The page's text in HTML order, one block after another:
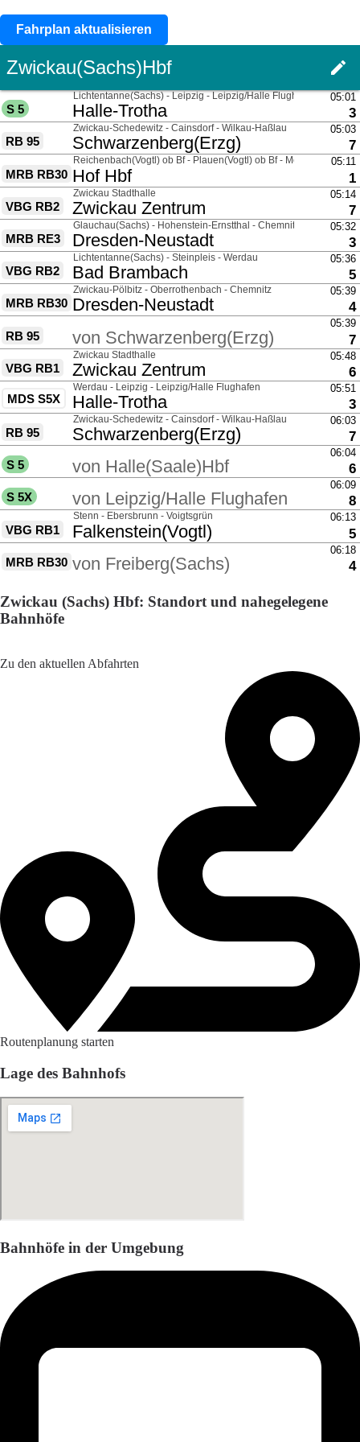
Fahrplan aktualisieren
Zwickau (Sachs) Hbf: Standort und nahegelegene
Bahnhöfe
Zu den aktuellen Abfahrten
Routenplanung starten
Lage des Bahnhofs
Bahnhöfe in der Umgebung